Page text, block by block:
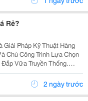
Rẻ?
Giải Pháp Kỹ Thuật Hàng
Chủ Công Trình Lựa Chọn
Vữa Truyền Thống.
Đại, Hệ Thống Mái Không
Độ Bền Tuyệt Đối2 ngày trước